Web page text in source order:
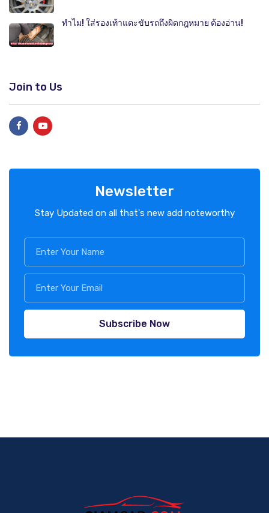
ทำไม! ใส่รองเท้าแตะขับรถถึงผิดกฎหมาย ต้องอ่าน!
Join to Us
Newsletter
Stay Updated on all that's new add noteworthy
Subscribe Now